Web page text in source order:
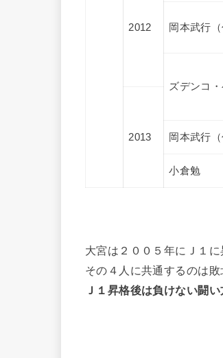
2012 岡本武行（
ズデンコ
2013 岡本武行（
小倉勉
大宮は２００５年にＪ１
その４人に共通するのは
Ｊ１昇格後は負けない闘